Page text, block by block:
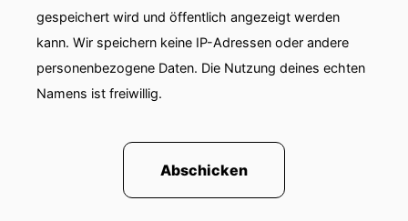
gespeichert wird und öffentlich angezeigt werden
kann. Wir speichern keine IP-Adressen oder andere
personenbezogene Daten. Die Nutzung deines echten
Namens ist freiwillig.
Abschicken